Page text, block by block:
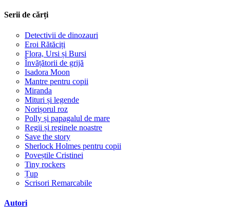
Serii de cărți
Detectivii de dinozauri
Eroi Rătăciți
Flora, Ursi și Bursi
Învățătorii de grijă
Isadora Moon
Mantre pentru copii
Miranda
Mituri și legende
Norișorul roz
Polly și papagalul de mare
Regii și reginele noastre
Save the story
Sherlock Holmes pentru copii
Poveștile Cristinei
Tiny rockers
Țup
Scrisori Remarcabile
Autori